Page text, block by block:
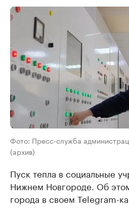
Фото: Пресс-служба
(архив)
Пуск тепла в социальные
Нижнем Новгороде. Об
города в своем Telegram-